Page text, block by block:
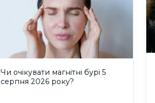
Чи очікувати магнітні бурі 5
серпня 2026 року?